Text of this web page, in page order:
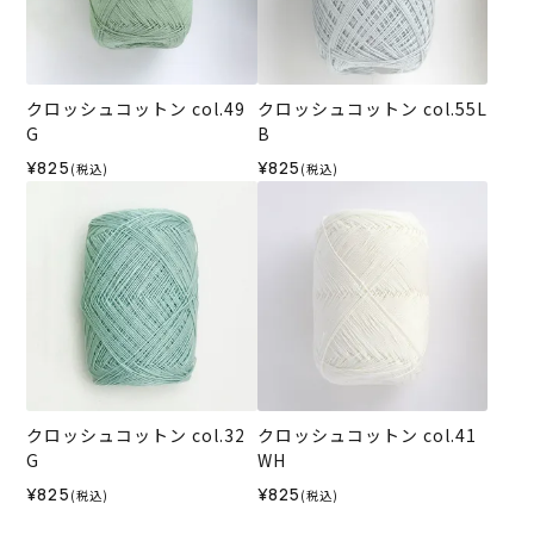
クロッシュコットン col.49
G
¥825 (税込)
クロッシュコットン col.55L
B
¥825 (税込)
クロッシュコットン col.32
G
¥825 (税込)
クロッシュコットン col.41
WH
¥825 (税込)